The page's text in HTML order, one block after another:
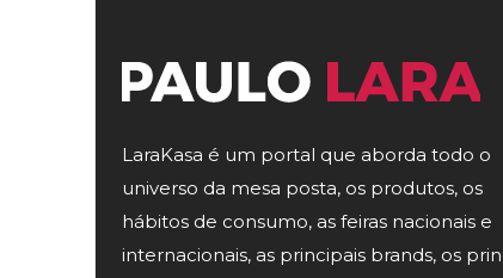
LaraKasa é um portal que aborda todo o
universo da mesa posta, os produtos, os
hábitos de consumo, as feiras nacionais e
internacionais, as principais brands, os